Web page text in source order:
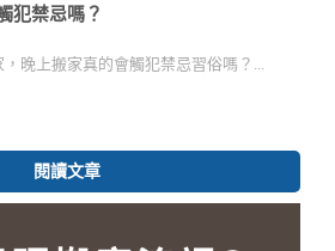
犯禁忌嗎？
晚上搬家真的會觸犯禁忌習俗嗎？...
閱讀文章